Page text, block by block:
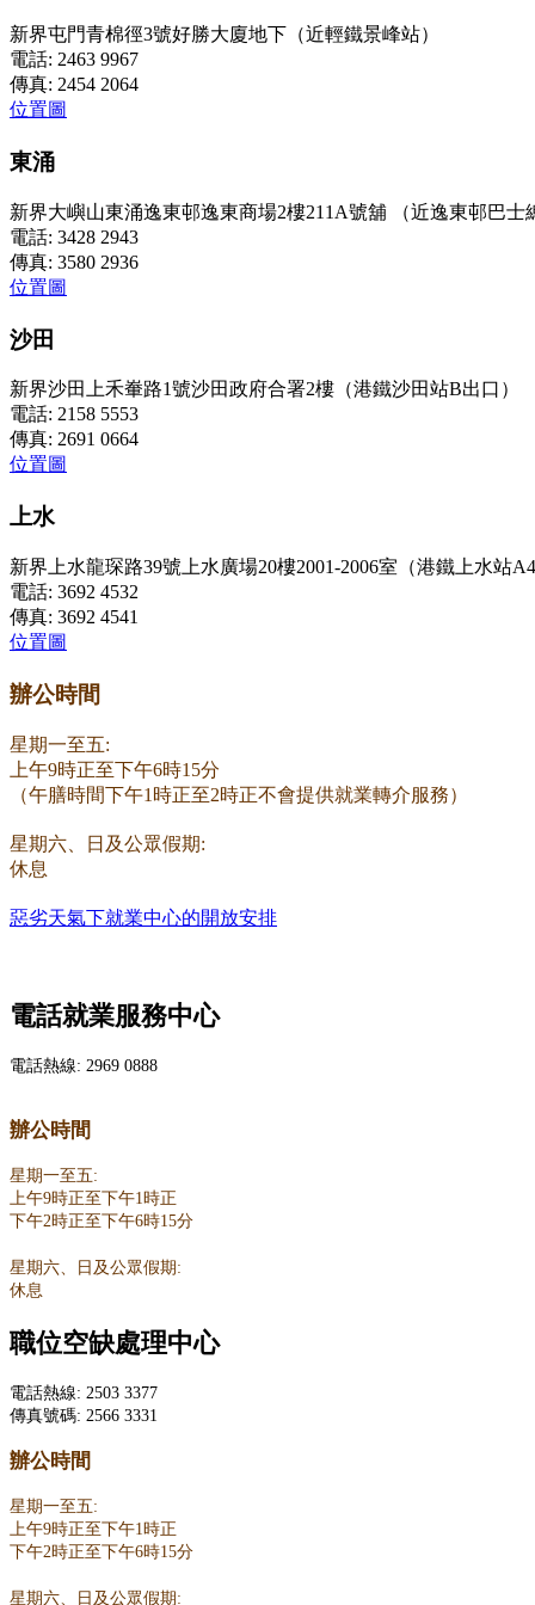
新界屯門青棉徑3號好勝大廈地下（近輕鐵景峰站）
電話: 2463 9967
傳真: 2454 2064
位置圖
東涌
新界大嶼山東涌逸東邨逸東商場2樓211A號舖 （近逸東邨巴士
電話: 3428 2943
傳真: 3580 2936
位置圖
沙田
新界沙田上禾輋路1號沙田政府合署2樓（港鐵沙田站B出口）
電話: 2158 5553
傳真: 2691 0664
位置圖
上水
新界上水龍琛路39號上水廣場20樓2001-2006室（港鐵上水站
電話: 3692 4532
傳真: 3692 4541
位置圖
辦公時間
星期一至五:
上午9時正至下午6時15分
（午膳時間下午1時正至2時正不會提供就業轉介服務）
星期六、日及公眾假期:
休息
惡劣天氣下就業中心的開放安排
電話就業服務中心
電話熱線: 2969 0888
辦公時間
星期一至五:
上午9時正至下午1時正
下午2時正至下午6時15分
星期六、日及公眾假期:
休息
職位空缺處理中心
電話熱線: 2503 3377
傳真號碼: 2566 3331
辦公時間
星期一至五:
上午9時正至下午1時正
下午2時正至下午6時15分
星期六、日及公眾假期: